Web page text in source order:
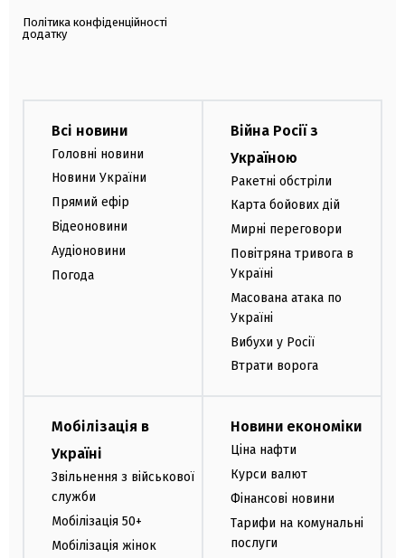
Політика конфіденційності
додатку
Всі новини
Головні новини
Новини України
Прямий ефір
Відеоновини
Аудіоновини
Погода
Війна Росії з
Україною
Ракетні обстріли
Карта бойових дій
Мирні переговори
Повітряна тривога в
Україні
Масована атака по
Україні
Вибухи у Росії
Втрати ворога
Мобілізація в
Україні
Звільнення з військової
служби
Мобілізація 50+
Мобілізація жінок
Новини економіки
Ціна нафти
Курси валют
Фінансові новини
Тарифи на комунальні
послуги